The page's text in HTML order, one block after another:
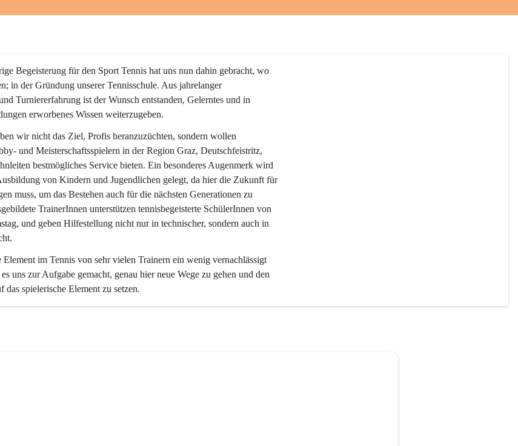
Begeisterung für den Sport Tennis hat uns nun dahin gebracht, wo
in der Gründung unserer Tennisschule. Aus jahrelanger
Turniererfahrung ist der Wunsch entstanden, Gelerntes und in
erworbenes Wissen weiterzugeben.
wir nicht das Ziel, Profis heranzuzüchten, sondern wollen
und Meisterschaftsspielern in der Region Graz, Deutschfeistritz,
bestmögliches Service bieten. Ein besonderes Augenmerk wird
von Kindern und Jugendlichen gelegt, da hier die Zukunft für
muss, um das Bestehen auch für die nächsten Generationen zu
TrainerInnen unterstützen tennisbegeisterte SchülerInnen von
und geben Hilfestellung nicht nur in technischer, sondern auch in
Element im Tennis von sehr vielen Trainern ein wenig vernachlässigt
uns zur Aufgabe gemacht, genau hier neue Wege zu gehen und den
das spielerische Element zu setzen.